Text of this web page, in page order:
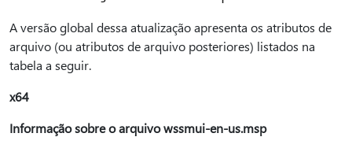
A versão global dessa atualização apresenta os atributos de
arquivo (ou atributos de arquivo posteriores) listados na
tabela a seguir.
x64
Informação sobre o arquivo wssmui-en-us.msp